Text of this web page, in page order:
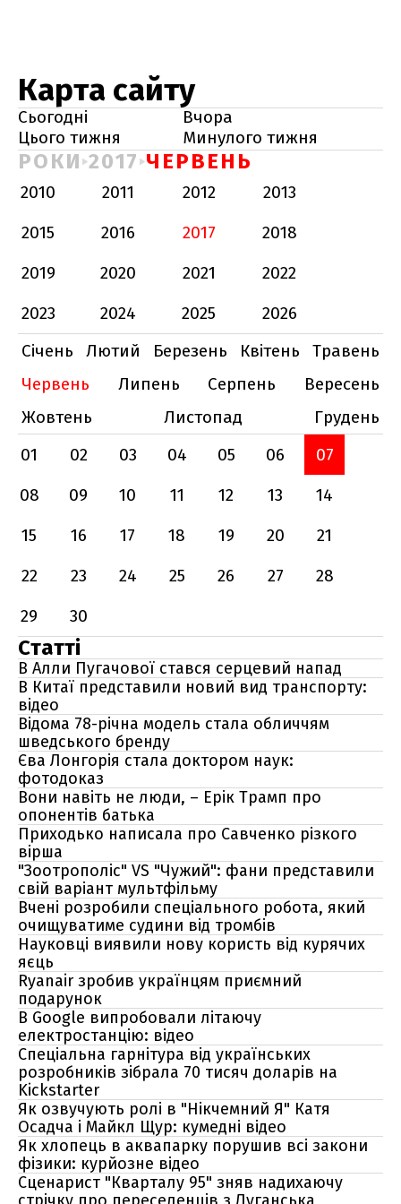
Карта сайту
Сьогодні
Вчора
Цього тижня
Минулого тижня
РОКИ 2017 ЧЕРВЕНЬ
2010 2011 2012
2013
2015
2016 2017
2018
2019
2020 2021
2022
2023
2024 2025
2026
Січень
Лютий Березень Квітень
Травень
Червень
Липень Серпень
Вересень
Жовтень
Листопад
Грудень
01
02 03 04 05 06
07
08
09 10 11 12 13
14
15
16 17 18 19 20
21
22
23 24 25 26 27
28
29
30
Статті
В Алли Пугачової стався серцевий напад
В Китаї представили новий вид транспорту:
відео
Відома 78-річна модель стала обличчям
шведського бренду
Єва Лонгорія стала доктором наук:
фотодоказ
Вони навіть не люди, – Ерік Трамп про
опонентів батька
Приходько написала про Савченко різкого
вірша
"Зоотрополіс" VS "Чужий": фани представили
свій варіант мультфільму
Вчені розробили спеціального робота, який
очищуватиме судини від тромбів
Науковці виявили нову користь від курячих
яєць
Ryanair зробив українцям приємний
подарунок
В Google випробовали літаючу
електростанцію: відео
Спеціальна гарнітура від українських
розробників зібрала 70 тисяч доларів на
Kickstarter
Як озвучують ролі в "Нікчемний Я" Катя
Осадча і Майкл Щур: кумедні відео
Як хлопець в аквапарку порушив всі закони
фізики: курйозне відео
Сценарист "Кварталу 95" зняв надихаючу